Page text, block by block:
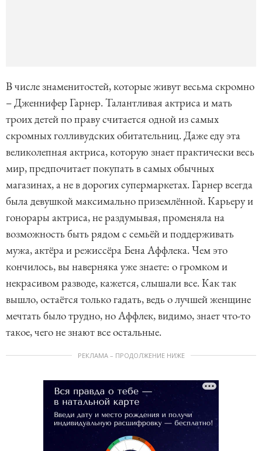
В числе знаменитостей, которые живут весьма скромно
– Дженнифер Гарнер. Талантливая актриса и мать
троих детей по праву считается одной из самых
скромных голливудских обитательниц. Даже еду эта
великолепная актриса, которую знает практически весь
мир, предпочитает покупать в самых обычных
магазинах, а не в дорогих супермаркетах. Гарнер всегда
была девушкой максимально приземлённой. Карьеру и
гонорары актриса, не раздумывая, променяла на
возможность быть рядом с семьёй и поддерживать
мужа, актёра и режиссёра Бена Аффлека. Чем это
кончилось, вы наверняка уже знаете: о громком и
некрасивом разводе, кажется, слышали все. Как так
вышло, остаётся только гадать, ведь о лучшей женщине
мечтать было трудно, но Аффлек, видимо, знает что-то
такое, чего не знают все остальные.
РЕКЛАМА – ПРОДОЛЖЕНИЕ НИЖЕ